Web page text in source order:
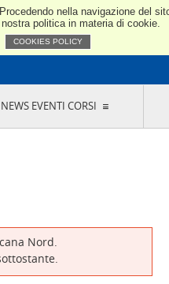
nella navigazione del
politica in materia di cookie.
COOKIES POLICY
Toscana Nord
DI ACQUISTO
NEWS EVENTI CORSI
Nord.